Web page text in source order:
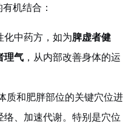
机结合：
化中药方，如为脾虚者健
理气 ，从内部改善身体的运
质和肥胖部位的关键穴位进
、加速代谢。特别是穴位